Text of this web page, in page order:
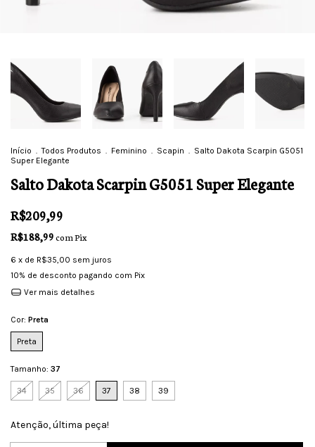
Início . Todos Produtos . Feminino . Scapin . Salto Dakota Scarpin G5051
Super Elegante
Salto Dakota Scarpin G5051 Super Elegante
R$209,99
R$188,99comPix
6 x de R$35,00 sem juros
10% de desconto pagando com Pix
Ver mais detalhes
Cor: Preta
Preta
Tamanho: 37
34 35 36 37 38 39
Atenção, última peça!